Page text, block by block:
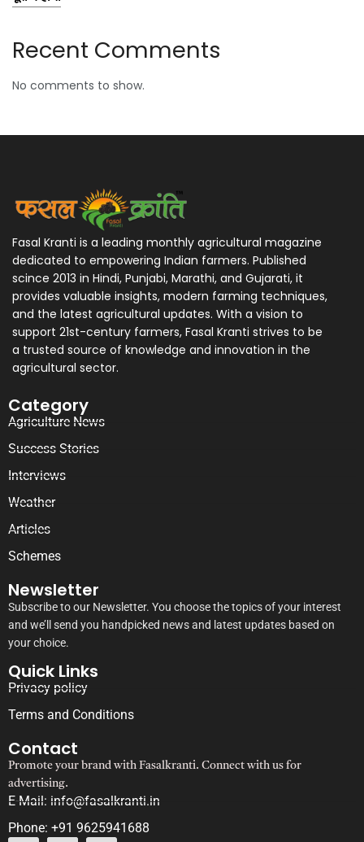
Recent Comments
No comments to show.
Fasal Kranti is a leading monthly agricultural magazine
dedicated to empowering Indian farmers. Published
scince 2013 in Hindi, Punjabi, Marathi, and Gujarati, it
provides valuable insights, modern farming techniques,
and the latest agricultural updates. With a vision to
support 21st-century farmers, Fasal Kranti strives to be
a trusted source of knowledge and innovation in the
agricultural sector.
Category
Agriculture News
Success Stories
Interviews
Weather
Articles
Schemes
Newsletter
Subscribe to our Newsletter. You choose the topics of your interest
and we’ll send you handpicked news and latest updates based on
your choice.
Quick Links
Privacy policy
Terms and Conditions
Contact
Promote your brand with Fasalkranti. Connect with us for
advertising.
E-Mail: info@fasalkranti.in
Phone: +91 9625941688